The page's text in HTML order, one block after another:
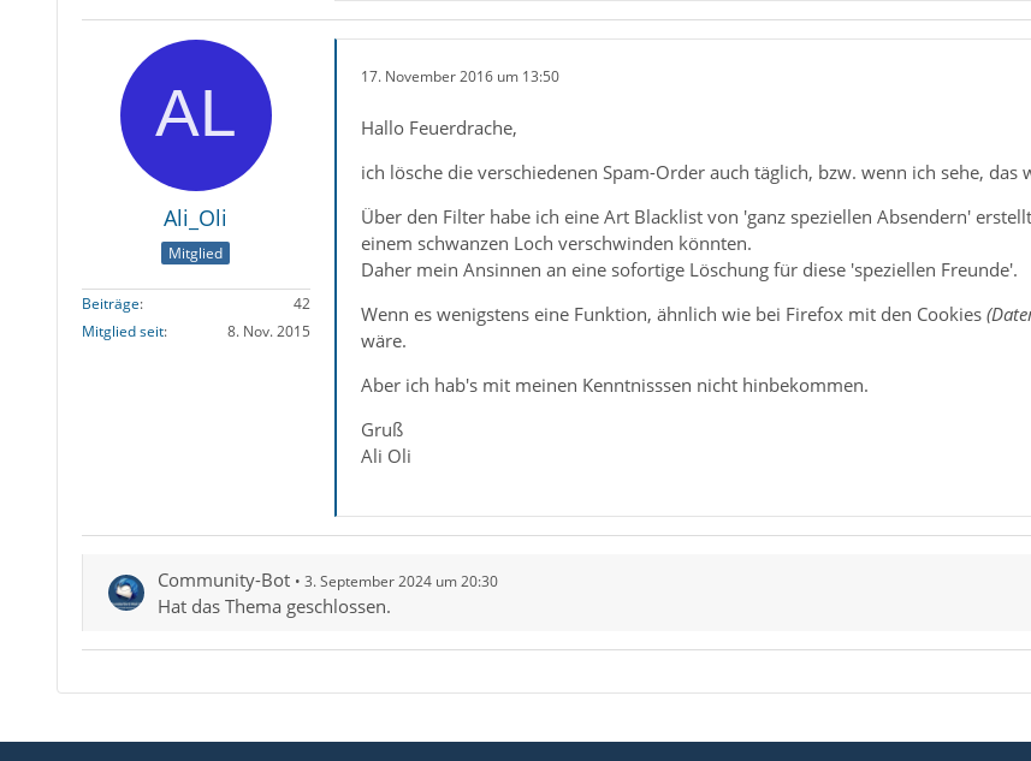
Ali_Oli
Mitglied
Beiträge
42
Mitglied seit
8. Nov. 2015
17. November 2016 um 13:50
Hallo Feuerdrache,
ich lösche die verschiedenen Spam-Order auch täglich, bzw. wenn ich sehe, das
Über den Filter habe ich eine Art Blacklist von 'ganz speziellen Absendern'
einem schwanzen Loch verschwinden könnten.
Daher mein Ansinnen an eine sofortige Löschung für diese 'speziellen Freunde'.
Wenn es wenigstens eine Funktion, ähnlich wie bei Firefox mit den Cookies
wäre.
Aber ich hab's mit meinen Kenntnisssen nicht hinbekommen.
Gruß
Ali Oli
Community-Bot 3. September 2024 um 20:30
Hat das Thema geschlossen.